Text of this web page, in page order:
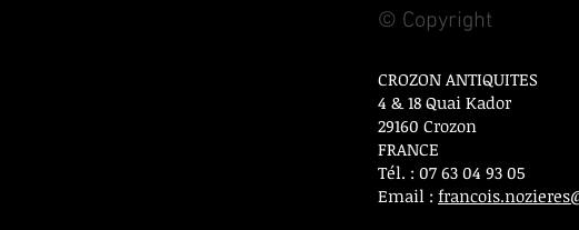
© Copyright
CROZON ANTIQUITES
4 & 18 Quai Kador
29160 Crozon
FRANCE
Tél. : 07 63 04 93 05
Email :